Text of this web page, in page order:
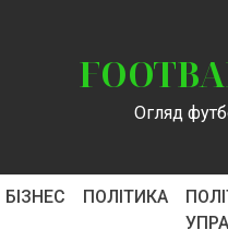
Огляд
БІЗНЕС ПОЛІТИКА